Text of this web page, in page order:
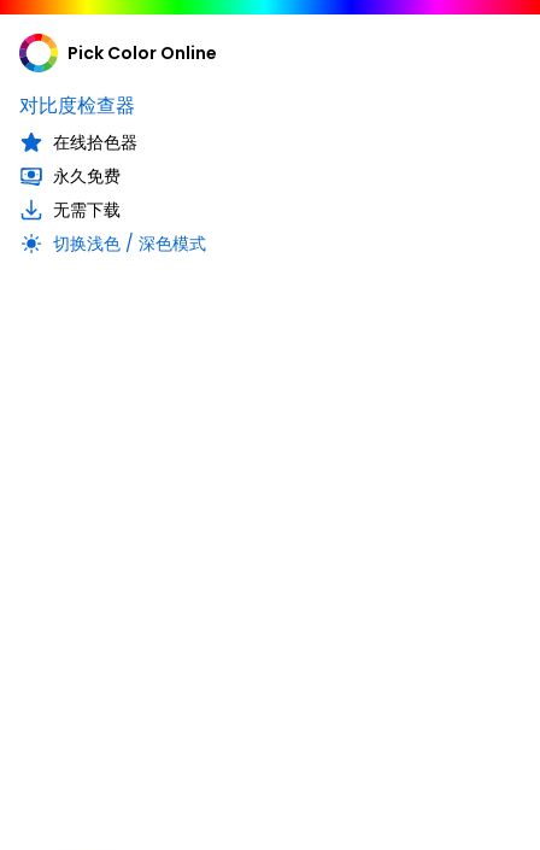
Pick Color Online
对比度检查器
在线拾色器
永久免费
无需下载
切换浅色 / 深色模式